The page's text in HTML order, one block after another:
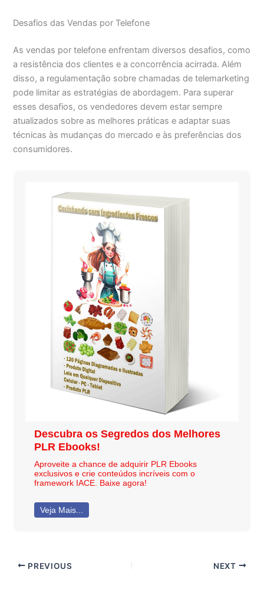
Desafios das Vendas por Telefone
As vendas por telefone enfrentam diversos desafios, como
a resistência dos clientes e a concorrência acirrada. Além
disso, a regulamentação sobre chamadas de telemarketing
pode limitar as estratégias de abordagem. Para superar
esses desafios, os vendedores devem estar sempre
atualizados sobre as melhores práticas e adaptar suas
técnicas às mudanças do mercado e às preferências dos
consumidores.
Descubra os Segredos dos Melhores
PLR Ebooks!
Aproveite a chance de adquirir PLR Ebooks
exclusivos e crie conteúdos incríveis com o
framework IACE. Baixe agora!
Veja Mais...
PREVIOUS NEXT